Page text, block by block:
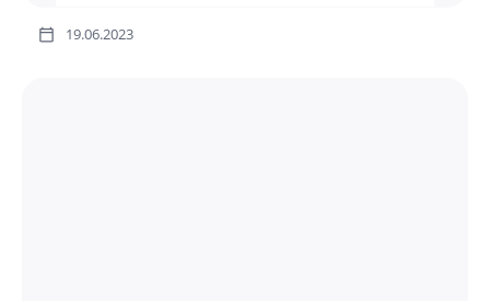
19.06.2023